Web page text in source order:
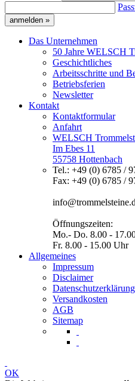
anmelden »
Das Unternehmen
50 Jahre WELSCH
Geschichtliches
Arbeitsschritte und
Betriebsferien
Newsletter
Kontakt
Kontaktformular
Anfahrt
WELSCH
Im Ebes 11
55758 Hottenbach
Tel.: +49 (0) 6785 /
Fax: +49 (0) 6785 /
Öffnungszeiten:
Mo.- Do. 8.00 -
Fr. 8.00 - 15.00 Uhr
Allgemeines
Impressum
Disclaimer
Datenschutzerklärung
Versandkosten
AGB
Sitemap
OK